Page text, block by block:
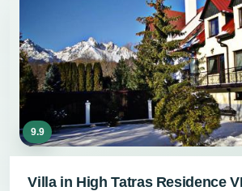
9.9
Villa in High Tatras Residence